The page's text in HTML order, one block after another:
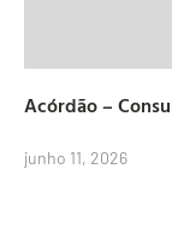
Acórdão –
junho 11, 2026